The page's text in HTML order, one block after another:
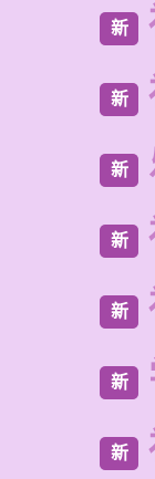
新
新
新
新
新
新
新